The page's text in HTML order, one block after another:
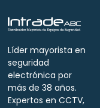
Líder mayorista en
seguridad
electrónica por
más de 38 años.
Expertos en CCTV,